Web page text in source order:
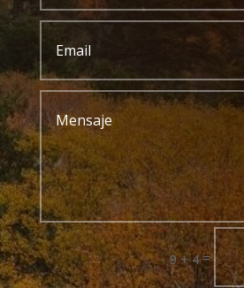
9 + 4=